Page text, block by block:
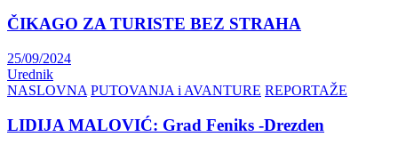
ČIKAGO ZA TURISTE BEZ STRAHA
25/09/2024
Urednik
NASLOVNA PUTOVANJA i AVANTURE REPORTAŽE
LIDIJA MALOVIĆ: Grad Feniks -Drezden